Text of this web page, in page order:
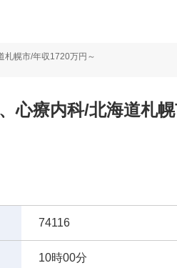
札幌市/年収1720万円～
心療内科/北海道札
74116
10時00分